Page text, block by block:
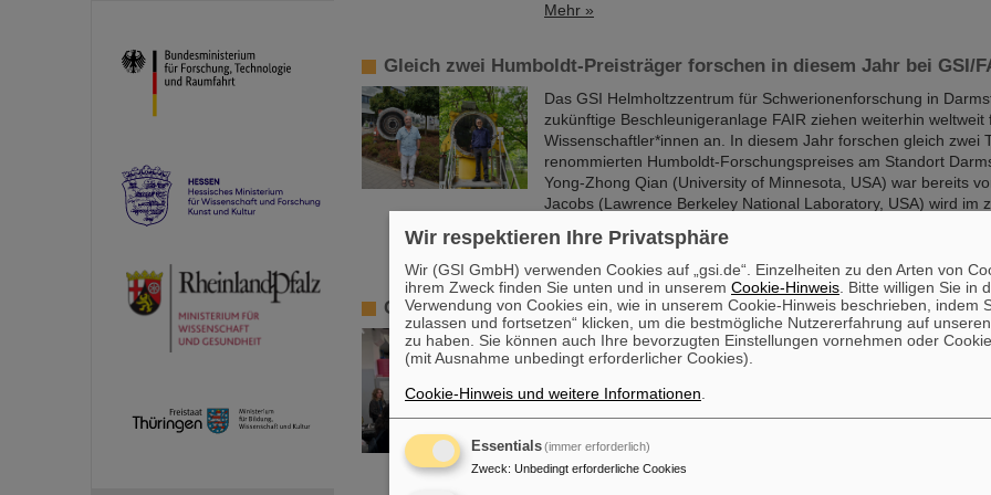
Mehr »
Gleich zwei Humboldt-Preisträger forschen in diesem Jahr bei GSI/
Das GSI Helmholtzzentrum für Schwerionenforschung in
zukünftige Beschleunigeranlage FAIR ziehen weiterhin weltweit
Wissenschaftler*innen an. In diesem Jahr forschen gleich zwei
renommierten Humboldt-Forschungspreises am Standort
Yong-Zhong Qian (University of Minnesota, USA) war bereits
Jacobs (Lawrence Berkeley National Laboratory, USA) wird im
GSI/FAIR fördert Austausch mit studentischer Raumfahrt-
Im Rahmen der BVSR-Konferenz 2026 begrüßte GSI/FAIR vor
Studierende aus dem Bereich Raumfahrt und
(BVSR) repräsentiert auf nationalem Level
Weltraumprojekten beteiligen. Der Besuch bot spannende
Forschung und unterstrich die Bedeutung der
GSI/FAIR.
Wir respektieren Ihre Privatsphäre
Wir (GSI GmbH) verwenden Cookies auf „gsi.de“. Einzelheiten zu den Arten von
ihrem Zweck finden Sie unten und in unserem Cookie-Hinweis . Bitte willigen Sie in
Verwendung von Cookies ein, wie in unserem Cookie-Hinweis beschrieben, indem
zulassen und fortsetzen“ klicken, um die bestmögliche Nutzererfahrung auf
zu haben. Sie können auch Ihre bevorzugten Einstellungen vornehmen oder
(mit Ausnahme unbedingt erforderlicher Cookies).
Cookie-Hinweis und weitere Informationen
Essentials(immer erforderlich)
Zweck: Unbedingt erforderliche Cookies